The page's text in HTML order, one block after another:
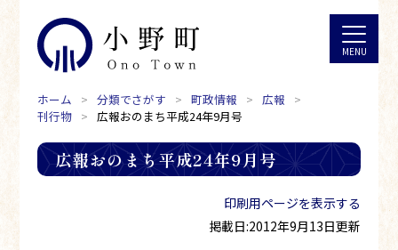
ホーム 分類でさがす 町政情報
広報
刊行物
広報おのまち平成24年9月号
広報おのまち平成24年9月号
印刷用ページを表示する
掲載日:2012年9月13日更新